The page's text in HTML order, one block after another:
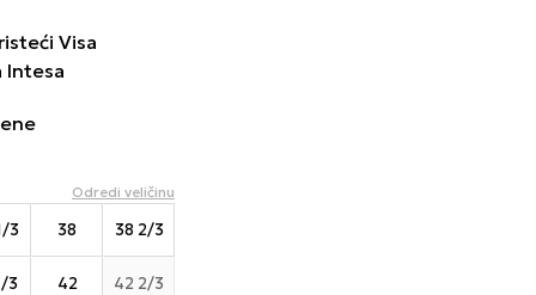
Visa
Intesa
Odredi veličinu
3 38 38 2/3
3 42 42 2/3